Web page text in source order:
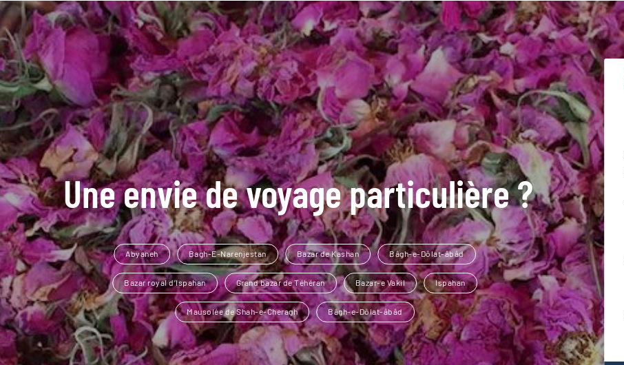
Une envie de voyage particulière ?
Abyaneh Bagh-E-Narenjestan Bazar de Kashan Bâgh-e-Dôlat-âbâd
Bazar royal d’Ispahan Grand bazar de Téhéran Bazar-e Vakil Ispahan
Mausolée de Shah-e-Cheragh Bâgh-e-Dôlat-âbâd